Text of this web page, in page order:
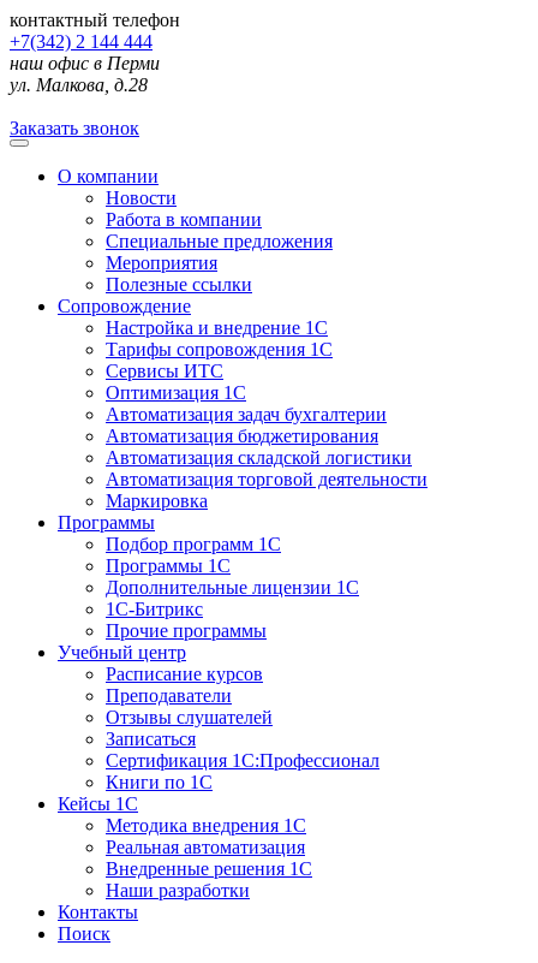
контактный телефон
+7(342) 2 144 444
наш офис в Перми
ул. Малкова, д.28
Заказать звонок
О компании
Новости
Работа в компании
Специальные предложения
Мероприятия
Полезные ссылки
Сопровождение
Настройка и внедрение 1С
Тарифы сопровождения 1С
Сервисы ИТС
Оптимизация 1С
Автоматизация задач бухгалтерии
Автоматизация бюджетирования
Автоматизация складской логистики
Автоматизация торговой деятельности
Маркировка
Программы
Подбор программ 1С
Программы 1С
Дополнительные лицензии 1С
1С-Битрикс
Прочие программы
Учебный центр
Расписание курсов
Преподаватели
Отзывы слушателей
Записаться
Сертификация 1С:Профессионал
Книги по 1С
Кейсы 1С
Методика внедрения 1С
Реальная автоматизация
Внедренные решения 1С
Наши разработки
Контакты
Поиск